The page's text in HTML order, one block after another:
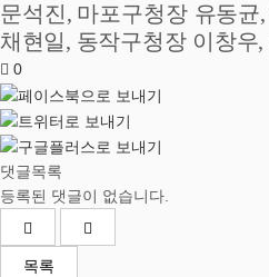
문석진, 마포구청장 유동균,
채현일, 동작구청장 이창우,
0
댓글목록
등록된 댓글이 없습니다.
목록